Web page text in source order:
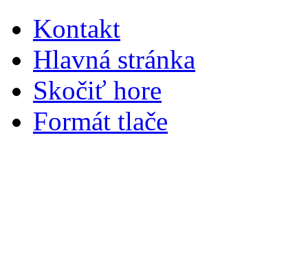
Kontakt
Hlavná stránka
Skočiť hore
Formát tlače